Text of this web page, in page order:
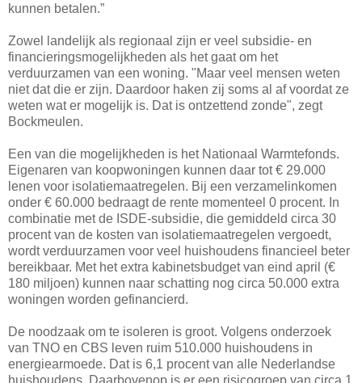
kunnen betalen.”
Zowel landelijk als regionaal zijn er veel subsidie- en
financieringsmogelijkheden als het gaat om het
verduurzamen van een woning. "Maar veel mensen weten
niet dat die er zijn. Daardoor haken zij soms al af voordat ze
weten wat er mogelijk is. Dat is ontzettend zonde", zegt
Bockmeulen.
Een van die mogelijkheden is het Nationaal Warmtefonds.
Eigenaren van koopwoningen kunnen daar tot € 29.000
lenen voor isolatiemaatregelen. Bij een verzamelinkomen
onder € 60.000 bedraagt de rente momenteel 0 procent. In
combinatie met de ISDE-subsidie, die gemiddeld circa 30
procent van de kosten van isolatiemaatregelen vergoedt,
wordt verduurzamen voor veel huishoudens financieel beter
bereikbaar. Met het extra kabinetsbudget van eind april (€
180 miljoen) kunnen naar schatting nog circa 50.000 extra
woningen worden gefinancierd.
De noodzaak om te isoleren is groot. Volgens onderzoek
van TNO en CBS leven ruim 510.000 huishoudens in
energiearmoede. Dat is 6,1 procent van alle Nederlandse
huishoudens. Daarbovenop is er een risicogroep van circa 1